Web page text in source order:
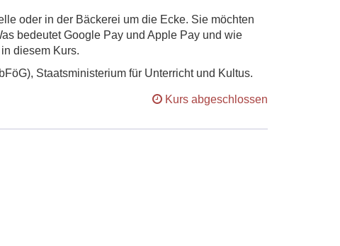
oder in der Bäckerei um die Ecke. Sie möchten
bedeutet Google Pay und Apple Pay und wie
diesem Kurs.
Staatsministerium für Unterricht und Kultus.
Kurs abgeschlossen